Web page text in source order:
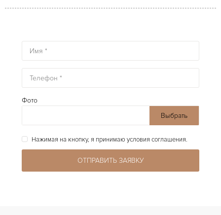
Фото
Выбрать
Нажимая на кнопку, я принимаю условия соглашения.